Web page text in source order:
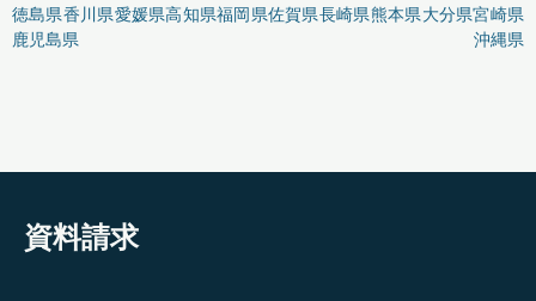
徳島県香川県愛媛県高知県福岡県佐賀県長崎県熊本県大分県宮崎県
鹿児島県
沖縄県
資料請求